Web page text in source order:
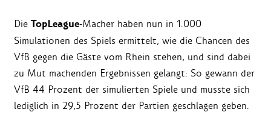
Die TopLeague-Macher haben nun in 1.000
Simulationen des Spiels ermittelt, wie die Chancen des
VfB gegen die Gäste vom Rhein stehen, und sind dabei
zu Mut machenden Ergebnissen gelangt: So gewann der
VfB 44 Prozent der simulierten Spiele und musste sich
lediglich in 29,5 Prozent der Partien geschlagen geben.